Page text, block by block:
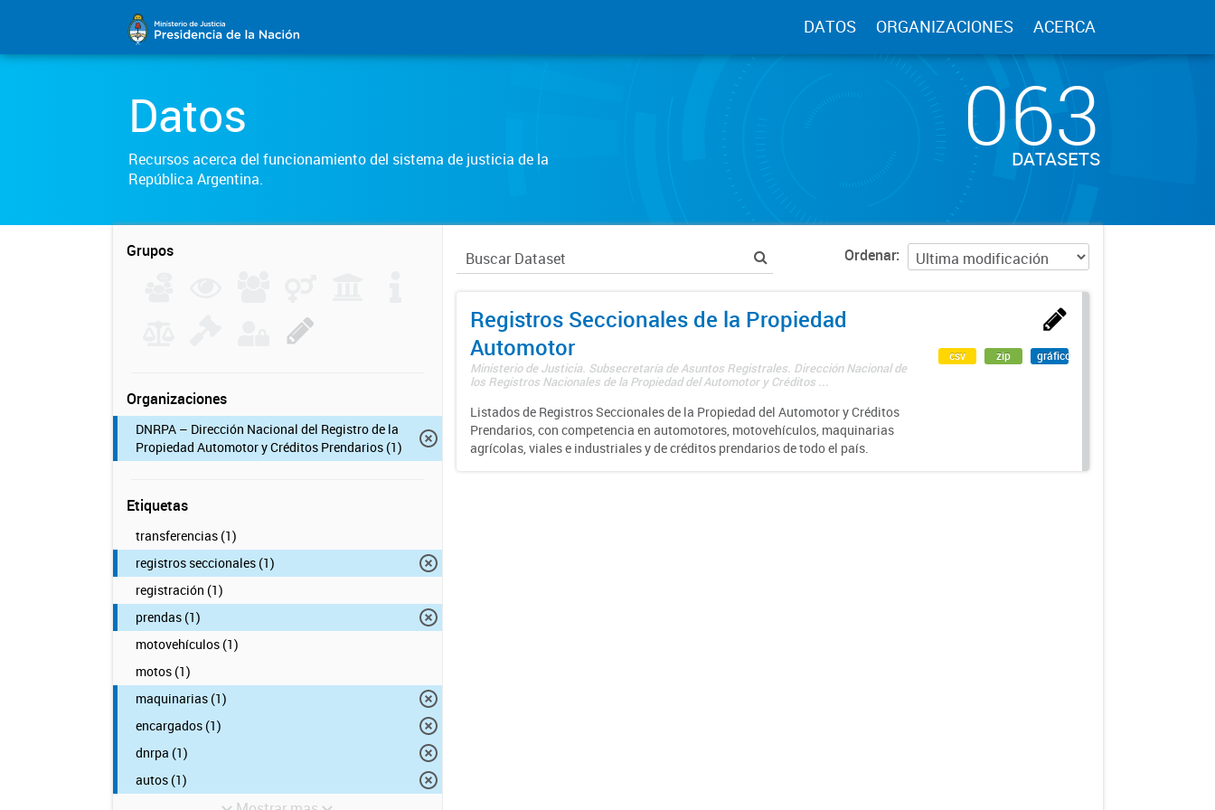
DATOS ORGANIZACIONES ACERCA
Datos
Recursos acerca del funcionamiento del sistema de justicia de la
República Argentina.
063
DATASETS
Grupos
Organizaciones
DNRPA – Dirección Nacional del Registro de la
Propiedad Automotor y Créditos Prendarios (1)
Etiquetas
transferencias (1)
registros seccionales (1)
registración (1)
prendas (1)
motovehículos (1)
motos (1)
maquinarias (1)
encargados (1)
dnrpa (1)
autos (1)
Ordenar
Registros Seccionales de la Propiedad
Automotor
Ministerio de Justicia. Subsecretaría de Asuntos Registrales. Dirección Nacional de
los Registros Nacionales de la Propiedad del Automotor y Créditos ...
Listados de Registros Seccionales de la Propiedad del Automotor y Créditos
Prendarios, con competencia en automotores, motovehículos, maquinarias
agrícolas, viales e industriales y de créditos prendarios de todo el país.
csv zip gráfico